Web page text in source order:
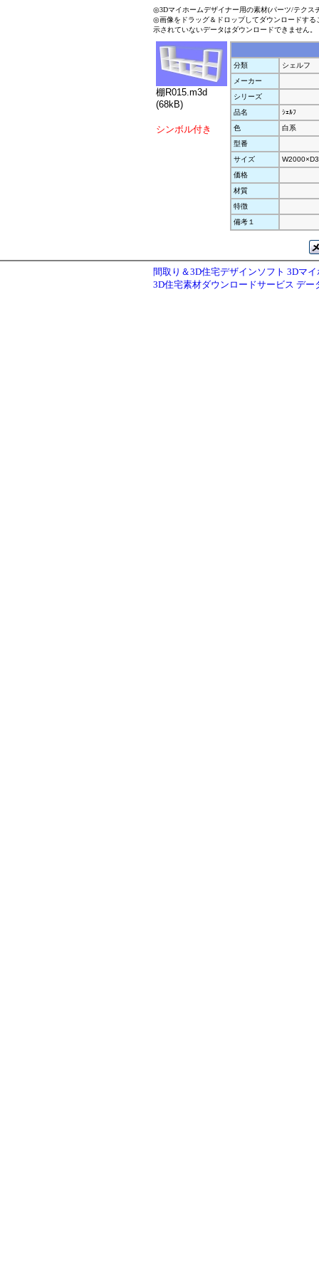
◎3Dマイホームデザイナー用の素材(パーツ/テクス
◎画像をドラッグ＆ドロップしてダウンロードす
示されていないデータはダウンロードできません。
棚R015.m3d
(68kB)
シンボル付き
分類
シェルフ
メーカー
シリーズ
品名
ｼｪﾙﾌ
色
白系
型番
サイズ
価格
材質
特徴
備考１
間取り＆3D住宅デザインソフト 3Dマ
3D住宅素材ダウンロードサービス デー